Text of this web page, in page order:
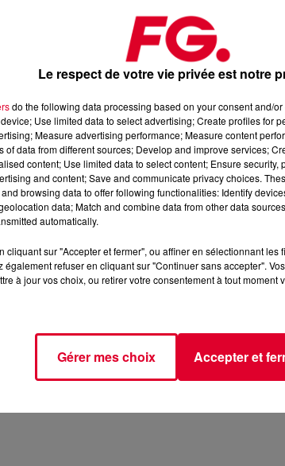
2025
, 📱 et sur l’Application FG (IOShttps://urlz.fr/
rave et tech-house
Le respect de votre vie privée est notre
do the following data processing based on your consent and/
Use limited data to select advertising; Create profiles for
Measure advertising performance; Measure content
of data from different sources; Develop and improve services;
content; Use limited data to select content; Ensure security,
and content; Save and communicate privacy choices.
browsing data to offer following functionalities: Identify
data; Match and combine data from other data
automatically.
cliquant sur "Accepter et fermer", ou affiner en sélectionnant
également refuser en cliquant sur "Continuer sans accepter".
à jour vos choix, ou retirer votre consentement à tout moment
Gérer mes choix Accepter et